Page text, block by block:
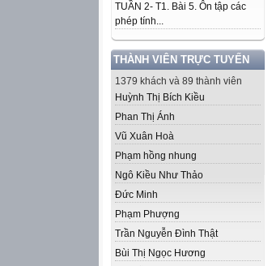
TUẦN 2- T1. Bài 5. Ôn tập các
phép tính...
THÀNH VIÊN TRỰC TUYẾN
1379 khách và 89 thành viên
Huỳnh Thị Bích Kiều
Phan Thị Ánh
Vũ Xuân Hoà
Phạm hồng nhung
Ngô Kiều Như Thảo
Đức Minh
Phạm Phượng
Trần Nguyễn Đình Thật
Bùi Thị Ngọc Hương